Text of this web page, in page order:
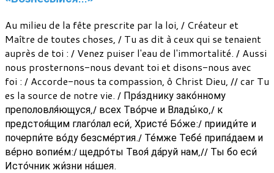
Au milieu de la fête prescrite par la loi, / Créateur et
Maître de toutes choses, / Tu as dit à ceux qui se tenaient
auprès de toi : / Venez puiser l'eau de l'immortalité. / Aussi
nous prosternons-nous devant toi et disons-nous avec
foi : / Accorde-nous ta compassion, ô Christ Dieu, // car Tu
es la source de notre vie. / Пра́зднику зако́нному
преполовля́ющуся,/ всех Тво́рче и Влады́ко,/ к
предстоя́щим глаго́лал еси́, Христе́ Бо́же:/ прииди́те и
почерпи́те во́ду безсме́ртия./ Те́мже Тебе́ припа́даем и
ве́рно вопие́м:/ щедро́ты Твоя́ да́руй нам,// Ты бо еси́
Исто́чник жи́зни на́шея.